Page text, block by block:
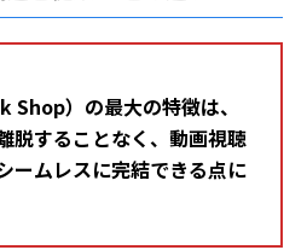
）の最大の特徴は、
脱することなく、動画視聴
ームレスに完結できる点に